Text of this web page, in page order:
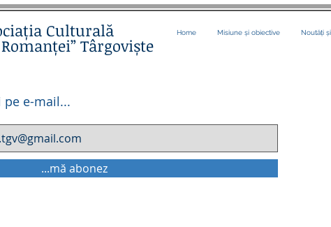
Culturală
Târgoviște
Home Misiune și obiective Noutăți
e-mail...
...mă abonez